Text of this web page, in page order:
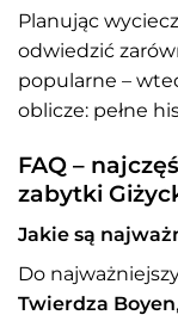
Planując
odwiedzić
popularne –
oblicze: pełne
FAQ –
zabytki
Jakie są
Do
Twierdza Boyen,